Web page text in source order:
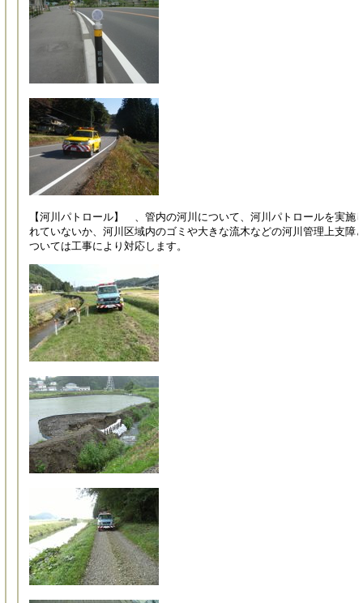
【河川パトロール】 、管内の河川について、河川パトロールを実施
れていないか、河川区域内のゴミや大きな流木などの河川管理上支障
ついては工事により対応します。